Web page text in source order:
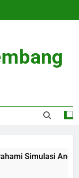
Simulasi